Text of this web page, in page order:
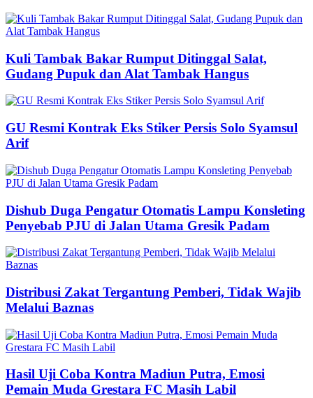
Kuli Tambak Bakar Rumput Ditinggal Salat,
Gudang Pupuk dan Alat Tambak Hangus
GU Resmi Kontrak Eks Stiker Persis Solo Syamsul
Arif
Dishub Duga Pengatur Otomatis Lampu Konsleting
Penyebab PJU di Jalan Utama Gresik Padam
Distribusi Zakat Tergantung Pemberi, Tidak Wajib
Melalui Baznas
Hasil Uji Coba Kontra Madiun Putra, Emosi
Pemain Muda Grestara FC Masih Labil